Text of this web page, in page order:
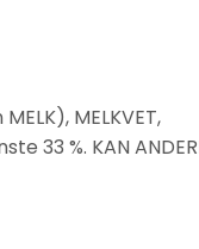
MELK), MELKVET,
33 %. KAN